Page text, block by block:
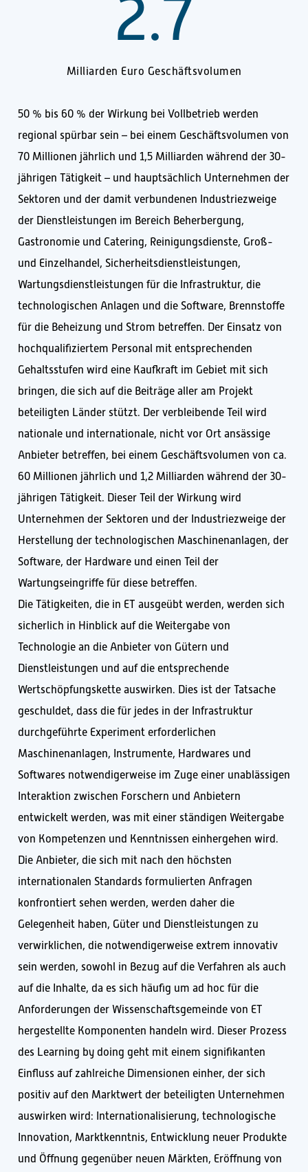
2.7
Milliarden Euro Geschäftsvolumen
50 % bis 60 % der Wirkung bei Vollbetrieb werden
regional spürbar sein – bei einem Geschäftsvolumen von
70 Millionen jährlich und 1,5 Milliarden während der 30-
jährigen Tätigkeit – und hauptsächlich Unternehmen der
Sektoren und der damit verbundenen Industriezweige
der Dienstleistungen im Bereich Beherbergung,
Gastronomie und Catering, Reinigungsdienste, Groß-
und Einzelhandel, Sicherheitsdienstleistungen,
Wartungsdienstleistungen für die Infrastruktur, die
technologischen Anlagen und die Software, Brennstoffe
für die Beheizung und Strom betreffen. Der Einsatz von
hochqualifiziertem Personal mit entsprechenden
Gehaltsstufen wird eine Kaufkraft im Gebiet mit sich
bringen, die sich auf die Beiträge aller am Projekt
beteiligten Länder stützt. Der verbleibende Teil wird
nationale und internationale, nicht vor Ort ansässige
Anbieter betreffen, bei einem Geschäftsvolumen von ca.
60 Millionen jährlich und 1,2 Milliarden während der 30-
jährigen Tätigkeit. Dieser Teil der Wirkung wird
Unternehmen der Sektoren und der Industriezweige der
Herstellung der technologischen Maschinenanlagen, der
Software, der Hardware und einen Teil der
Wartungseingriffe für diese betreffen.
Die Tätigkeiten, die in ET ausgeübt werden, werden sich
sicherlich in Hinblick auf die Weitergabe von
Technologie an die Anbieter von Gütern und
Dienstleistungen und auf die entsprechende
Wertschöpfungskette auswirken. Dies ist der Tatsache
geschuldet, dass die für jedes in der Infrastruktur
durchgeführte Experiment erforderlichen
Maschinenanlagen, Instrumente, Hardwares und
Softwares notwendigerweise im Zuge einer unablässigen
Interaktion zwischen Forschern und Anbietern
entwickelt werden, was mit einer ständigen Weitergabe
von Kompetenzen und Kenntnissen einhergehen wird.
Die Anbieter, die sich mit nach den höchsten
internationalen Standards formulierten Anfragen
konfrontiert sehen werden, werden daher die
Gelegenheit haben, Güter und Dienstleistungen zu
verwirklichen, die notwendigerweise extrem innovativ
sein werden, sowohl in Bezug auf die Verfahren als auch
auf die Inhalte, da es sich häufig um ad hoc für die
Anforderungen der Wissenschaftsgemeinde von ET
hergestellte Komponenten handeln wird. Dieser Prozess
des Learning by doing geht mit einem signifikanten
Einfluss auf zahlreiche Dimensionen einher, der sich
positiv auf den Marktwert der beteiligten Unternehmen
auswirken wird: Internationalisierung, technologische
Innovation, Marktkenntnis, Entwicklung neuer Produkte
und Öffnung gegenüber neuen Märkten, Eröffnung von